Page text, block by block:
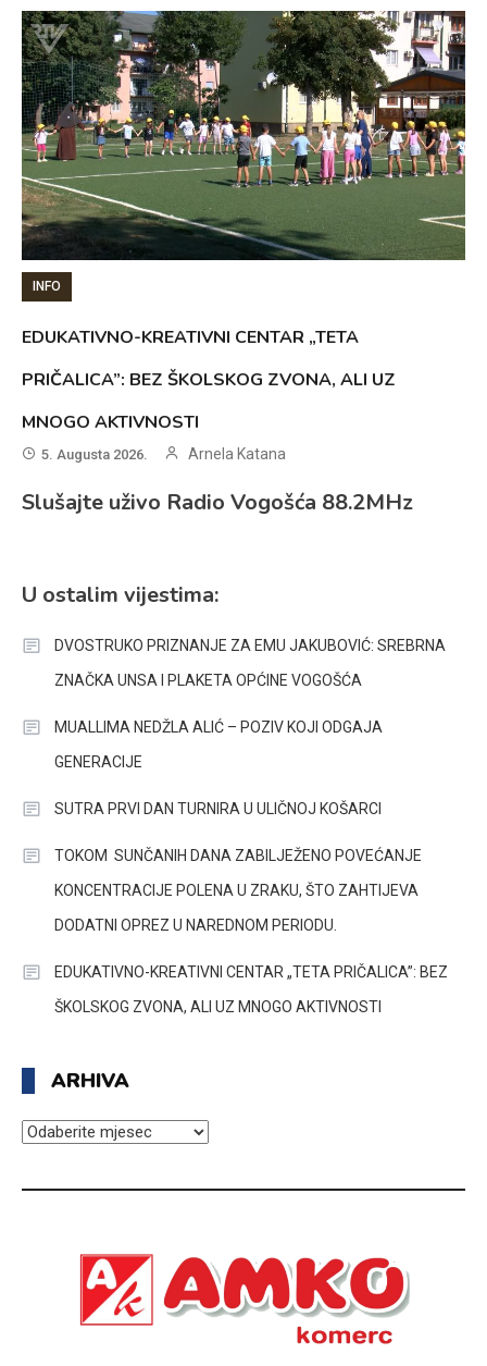
INFO
EDUKATIVNO-KREATIVNI CENTAR „TETA
PRIČALICA”: BEZ ŠKOLSKOG ZVONA, ALI UZ
MNOGO AKTIVNOSTI
5. Augusta 2026. Arnela Katana
Slušajte uživo Radio Vogošća 88.2MHz
U ostalim vijestima:
DVOSTRUKO PRIZNANJE ZA EMU JAKUBOVIĆ: SREBRNA
ZNAČKA UNSA I PLAKETA OPĆINE VOGOŠĆA
MUALLIMA NEDŽLA ALIĆ – POZIV KOJI ODGAJA
GENERACIJE
SUTRA PRVI DAN TURNIRA U ULIČNOJ KOŠARCI
TOKOM SUNČANIH DANA ZABILJEŽENO POVEĆANJE
KONCENTRACIJE POLENA U ZRAKU, ŠTO ZAHTIJEVA
DODATNI OPREZ U NAREDNOM PERIODU.
EDUKATIVNO-KREATIVNI CENTAR „TETA PRIČALICA”: BEZ
ŠKOLSKOG ZVONA, ALI UZ MNOGO AKTIVNOSTI
ARHIVA
ARHIVA